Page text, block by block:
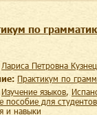
по
Лариса Петровна
Практикум по
изучение языков,
пособие для студентов
и навыки